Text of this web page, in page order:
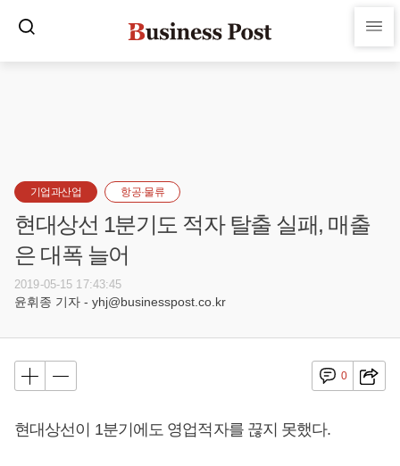
기업과산업 항공·물류
현대상선 1분기도 적자 탈출 실패, 매출
은 대폭 늘어
2019-05-15 17:43:45
윤휘종 기자 - yhj@businesspost.co.kr
0
현대상선이 1분기에도 영업적자를 끊지 못했다.